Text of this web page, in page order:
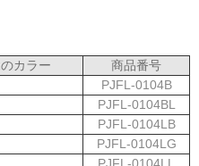
カラー
商品番号
PJFL-0104B
PJFL-0104BL
PJFL-0104LB
PJFL-0104LG
PJFL-0104LL